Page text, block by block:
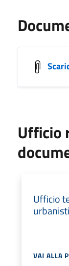
Ufficio
Ufficio
VAI ALLA